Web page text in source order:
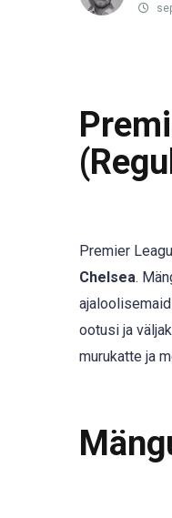
Premier
Chelsea.
ootusi ja
murukatte ja